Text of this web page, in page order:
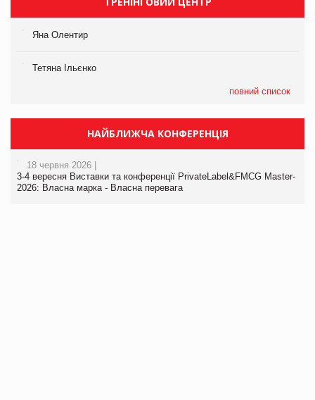
Яна Олентир
Тетяна Ільєнко
повний список
НАЙБЛИЖЧА КОНФЕРЕНЦІЯ
18 червня 2026 |
3-4 вересня Виставки та конференції PrivateLabel&FMCG Master-
2026: Власна марка - Власна перевага